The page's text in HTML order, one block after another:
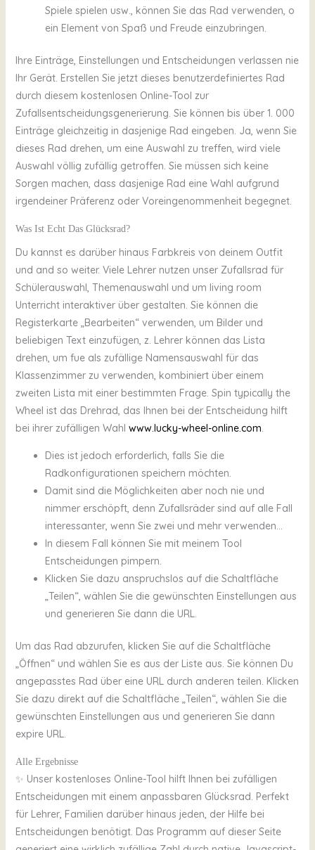
Spiele spielen usw., können Sie das Rad verwenden, o
ein Element von Spaß und Freude einzubringen.
Ihre Einträge, Einstellungen und Entscheidungen verlassen nie
Ihr Gerät. Erstellen Sie jetzt dieses benutzerdefiniertes Rad
durch diesem kostenlosen Online-Tool zur
Zufallsentscheidungsgenerierung. Sie können bis über 1. 000
Einträge gleichzeitig in dasjenige Rad eingeben. Ja, wenn Sie
dieses Rad drehen, um eine Auswahl zu treffen, wird viele
Auswahl völlig zufällig getroffen. Sie müssen sich keine
Sorgen machen, dass dasjenige Rad eine Wahl aufgrund
irgendeiner Präferenz oder Voreingenommenheit begegnet.
Was Ist Echt Das Glücksrad?
Du kannst es darüber hinaus Farbkreis von deinem Outfit
und and so weiter. Viele Lehrer nutzen unser Zufallsrad für
Schülerauswahl, Themenauswahl und um living room
Unterricht interaktiver über gestalten. Sie können die
Registerkarte „Bearbeiten“ verwenden, um Bilder und
beliebigen Text einzufügen, z. Lehrer können das Lista
drehen, um fue als zufällige Namensauswahl für das
Klassenzimmer zu verwenden, kombiniert über einem
zweiten Lista mit einer bestimmten Frage. Spin typically the
Wheel ist das Drehrad, das Ihnen bei der Entscheidung hilft
bei ihrer zufälligen Wahl www.lucky-wheel-online.com.
Dies ist jedoch erforderlich, falls Sie die
Radkonfigurationen speichern möchten.
Damit sind die Möglichkeiten aber noch nie und
nimmer erschöpft, denn Zufallsräder sind auf alle Fall
interessanter, wenn Sie zwei und mehr verwenden…
In diesem Fall können Sie mit meinem Tool
Entscheidungen pimpern.
Klicken Sie dazu anspruchslos auf die Schaltfläche
„Teilen“, wählen Sie die gewünschten Einstellungen aus
und generieren Sie dann die URL.
Um das Rad abzurufen, klicken Sie auf die Schaltfläche
„Öffnen“ und wählen Sie es aus der Liste aus. Sie können Du
angepasstes Rad über eine URL durch anderen teilen. Klicken
Sie dazu direkt auf die Schaltfläche „Teilen“, wählen Sie die
gewünschten Einstellungen aus und generieren Sie dann
expire URL.
Alle Ergebnisse
✨ Unser kostenloses Online-Tool hilft Ihnen bei zufälligen
Entscheidungen mit einem anpassbaren Glücksrad. Perfekt
für Lehrer, Familien darüber hinaus jeden, der Hilfe bei
Entscheidungen benötigt. Das Programm auf dieser Seite